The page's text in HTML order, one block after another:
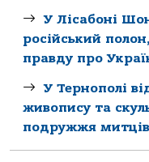
У Лісабоні
російський
правду про
У Тернополі
живопису та
подружжя